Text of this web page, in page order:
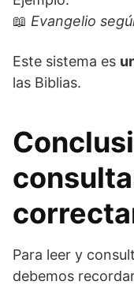
📖 Evangelio
Este sistema es
las Biblias.
Para leer y
debemos